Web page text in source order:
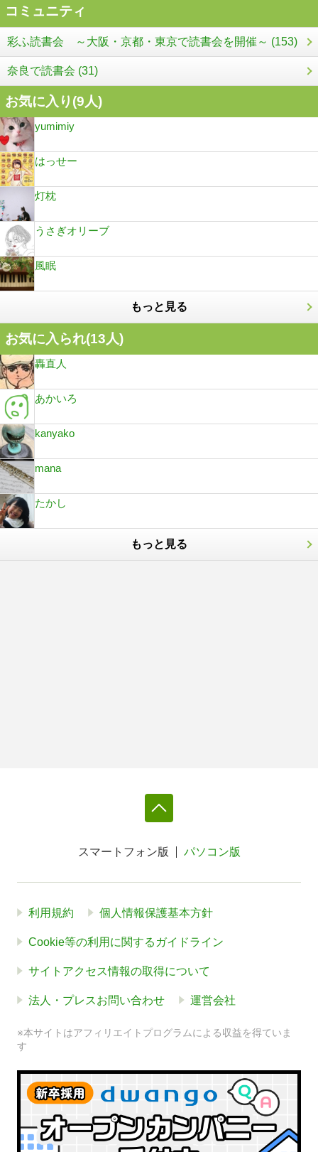
コミュニティ
彩ふ読書会 ～大阪・京都・東京で読書会を開催～ (153)
奈良で読書会 (31)
お気に入り(9人)
yumimiy
はっせー
灯枕
うさぎオリーブ
風眠
もっと見る
お気に入られ(13人)
轟直人
あかいろ
kanyako
mana
たかし
もっと見る
スマートフォン版 パソコン版
利用規約 個人情報保護基本方針
Cookie等の利用に関するガイドライン
サイトアクセス情報の取得について
法人・プレスお問い合わせ 運営会社
※本サイトはアフィリエイトプログラムによる収益を得ていま
す